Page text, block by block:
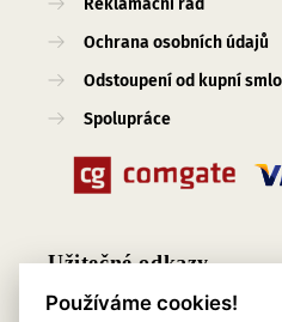
Reklamační řád
Ochrana osobních údajů
Odstoupení od kupní
Spolupráce
Užitečné odkazy
Používáme cookies!